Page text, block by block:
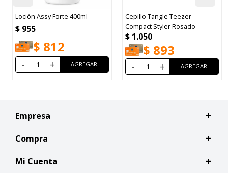
Loción Assy Forte 400ml
$ 955
$ 812
- +
Cepillo Tangle Teezer
Compact Styler Rosado
$ 1.050
$ 893
- +
Empresa
Compra
Mi Cuenta